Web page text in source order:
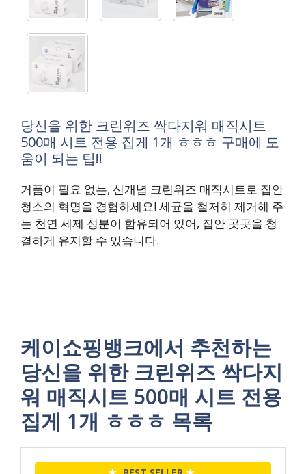
당신을 위한 크린위즈 싹다지워 매직시트
500매 시트 전용 집게 1개 ㅎㅎㅎ 구매에 도
움이 되는 팁!!
거품이 필요 없는, 신개념 크린위즈 매직시트로 집안
청소의 혁명을 경험하세요! 세균을 철저히 제거해 주
는 천연 세제 성분이 함유되어 있어, 집안 곳곳을 청
결하게 유지할 수 있습니다.
케이쇼핑뱅크에서 추천하는
당신을 위한 크린위즈 싹다지
워 매직시트 500매 시트 전용
집게 1개 ㅎㅎㅎ 목록